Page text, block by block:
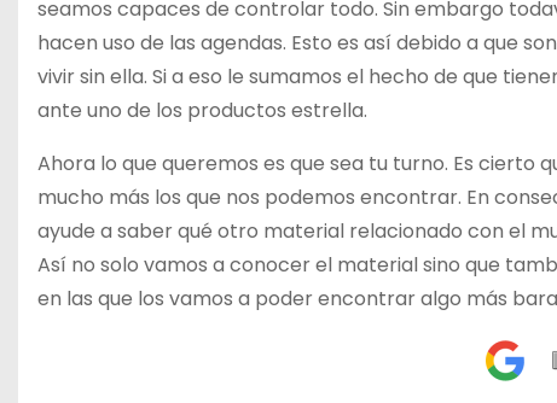
seamos capaces de controlar todo. Sin embargo
hacen uso de las agendas. Esto es así debido a que
vivir sin ella. Si a eso le sumamos el hecho de que
ante uno de los productos estrella.
Ahora lo que queremos es que sea tu turno. Es cierto
mucho más los que nos podemos encontrar. En
ayude a saber qué otro material relacionado con el
Así no solo vamos a conocer el material sino que
en las que los vamos a poder encontrar algo más